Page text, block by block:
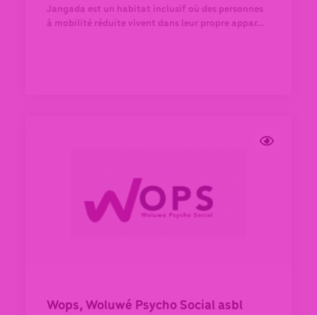
Jangada est un habitat inclusif où des personnes
à mobilité réduite vivent dans leur propre appar...
Wops, Woluwé Psycho Social asbl